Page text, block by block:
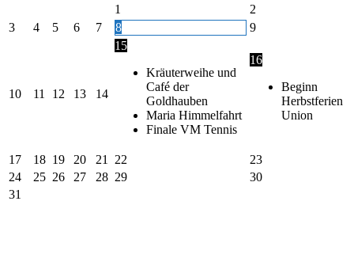
1
2
3
4 5 6 7 8 9
10 11 12 13 14
15
Kräuterweihe und
Café der
Goldhauben
Maria Himmelfahrt
Finale VM Tennis
16
Beginn
Herbstferien
Union
17 18 19 20 21 22
23
24
25 26 27 28 29
30
31